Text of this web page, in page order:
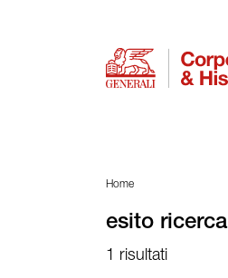
Home
esito ricerca
1 risultati